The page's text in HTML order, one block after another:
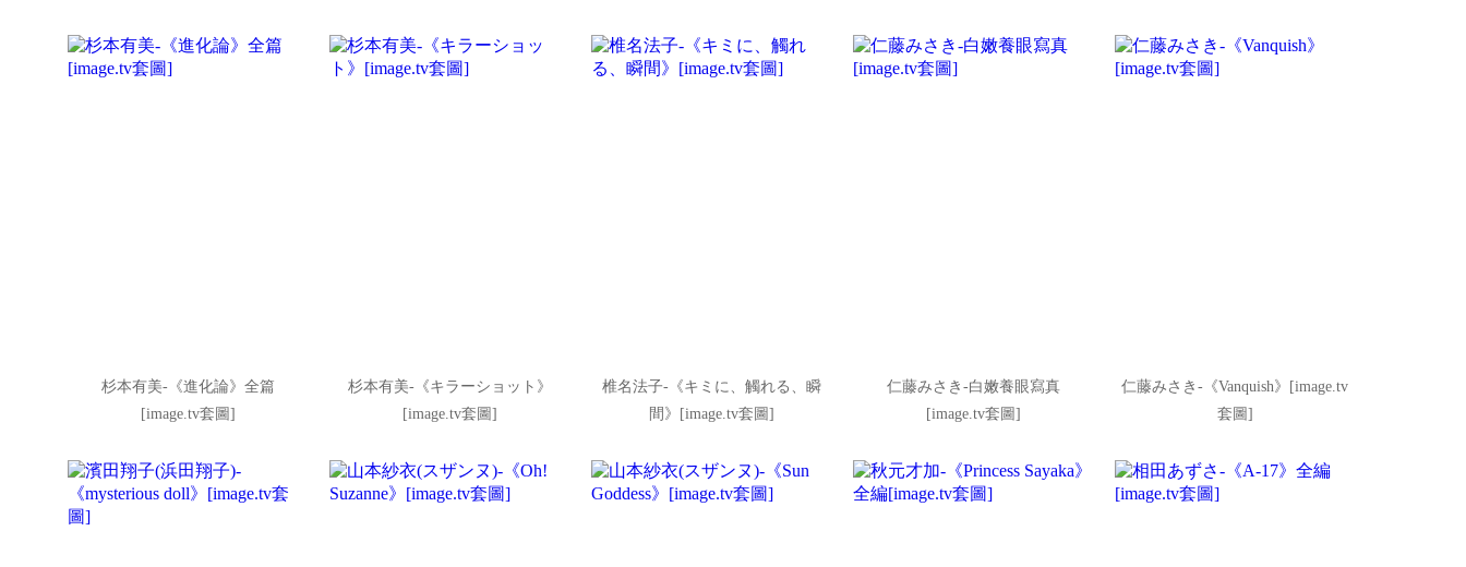
杉本有美-《進化論》全篇
[image.tv套圖]
杉本有美-《キラーショット》
[image.tv套圖]
椎名法子-《キミに、觸れる、瞬
間》[image.tv套圖]
仁藤みさき-白嫩養眼寫真
[image.tv套圖]
仁藤みさき-《Vanquish》[image.tv
套圖]